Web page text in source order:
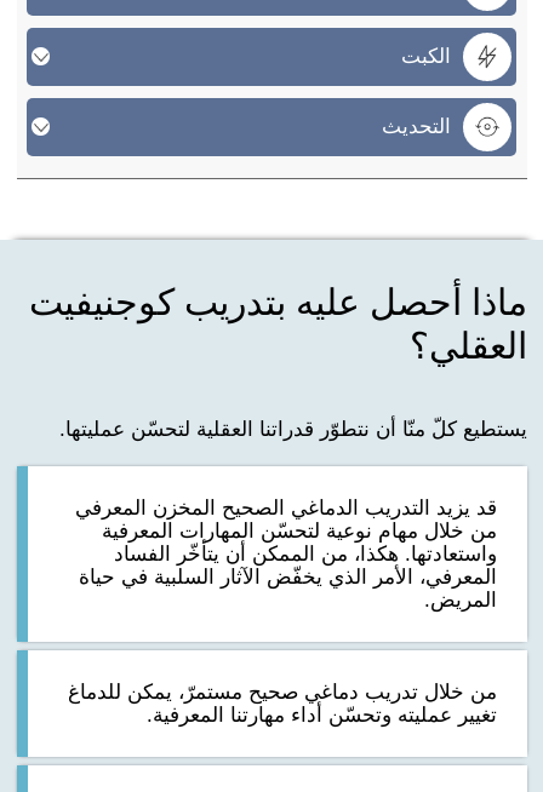
الكبت
التحديث
ماذا أحصل عليه بتدريب كوجنيفيت
العقلي؟
يستطيع كلّ منّا أن نتطوّر قدراتنا العقلية لتحسّن عمليتها.
قد يزيد التدريب الدماغي الصحيح المخزن المعرفي
من خلال مهام نوعية لتحسّن المهارات المعرفية
واستعادتها. هكذا، من الممكن أن يتأخّر الفساد
المعرفي، الأمر الذي يخفّض الآثار السلبية في حياة
المريض.
من خلال تدريب دماغي صحيح مستمرّ، يمكن للدماغ
تغيير عمليته وتحسّن أداء مهارتنا المعرفية.